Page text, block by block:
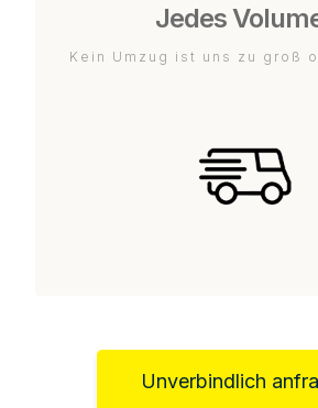
Jedes
Kein Umzug ist uns zu groß
Unverbindlich